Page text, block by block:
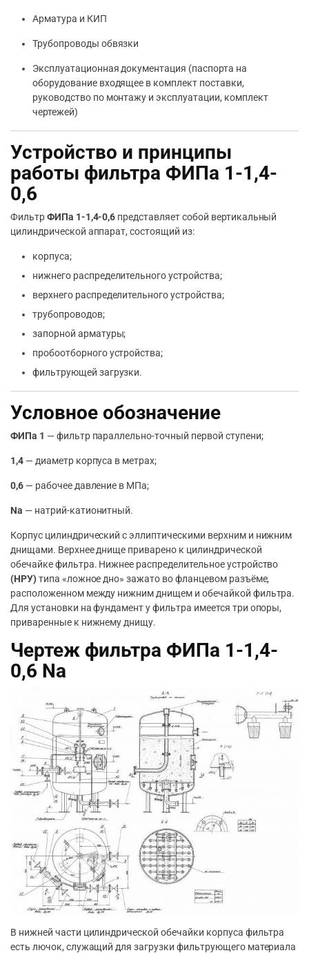
Арматура и КИП
Трубопроводы обвязки
Эксплуатационная документация (паспорта на
оборудование входящее в комплект поставки,
руководство по монтажу и эксплуатации, комплект
чертежей)
Устройство и принципы
работы фильтра ФИПа 1-1,4-
0,6
ФильтрФИПа 1-1,4-0,6 представляет собой вертикальный
цилиндрической аппарат, состоящий из:
корпуса;
нижнего распределительного устройства;
верхнего распределительного устройства;
трубопроводов;
запорной арматуры;
пробоотборного устройства;
фильтрующей загрузки.
Условное обозначение
ФИПа 1 — фильтр параллельно-точный первой ступени;
1,4— диаметр корпуса в метрах;
0,6— рабочее давление в МПа;
Na — натрий-катионитный.
Корпус цилиндрический с эллиптическими верхним и нижним
днищами. Верхнее днище приварено к цилиндрической
обечайке фильтра. Нижнее распределительное устройство
(НРУ)типа «ложное дно» зажато во фланцевом разъёме,
расположенном между нижним днищем и обечайкой фильтра.
Для установки на фундамент у фильтра имеется три опоры,
приваренные к нижнему днищу.
Чертеж фильтра ФИПа 1-1,4-
0,6 Na
В нижней части цилиндрической обечайки корпуса фильтра
есть лючок, служащий для загрузки фильтрующего материала